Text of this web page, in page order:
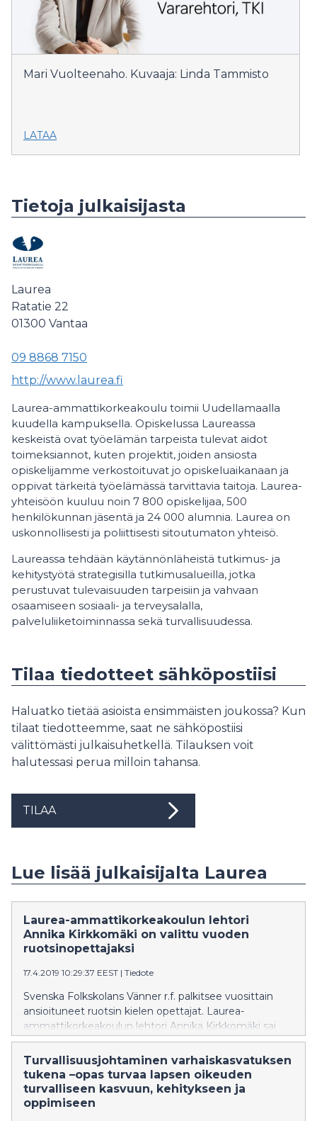
Mari Vuolteenaho. Kuvaaja: Linda Tammisto
LATAA
Tietoja julkaisijasta
Laurea
Ratatie 22
01300 Vantaa
09 8868 7150
http://www.laurea.fi
Laurea-ammattikorkeakoulu toimii Uudellamaalla
kuudella kampuksella. Opiskelussa Laureassa
keskeistä ovat työelämän tarpeista tulevat aidot
toimeksiannot, kuten projektit, joiden ansiosta
opiskelijamme verkostoituvat jo opiskeluaikanaan ja
oppivat tärkeitä työelämässä tarvittavia taitoja. Laurea-
yhteisöön kuuluu noin 7 800 opiskelijaa, 500
henkilökunnan jäsentä ja 24 000 alumnia. Laurea on
uskonnollisesti ja poliittisesti sitoutumaton yhteisö.
Laureassa tehdään käytännönläheistä tutkimus- ja
kehitystyötä strategisilla tutkimusalueilla, jotka
perustuvat tulevaisuuden tarpeisiin ja vahvaan
osaamiseen sosiaali- ja terveysalalla,
palveluliiketoiminnassa sekä turvallisuudessa.
Tilaa tiedotteet sähköpostiisi
Haluatko tietää asioista ensimmäisten joukossa? Kun
tilaat tiedotteemme, saat ne sähköpostiisi
välittömästi julkaisuhetkellä. Tilauksen voit
halutessasi perua milloin tahansa.
TILAA
Lue lisää julkaisijalta Laurea
Laurea-ammattikorkeakoulun lehtori
Annika Kirkkomäki on valittu vuoden
ruotsinopettajaksi
17.4.2019 10:29:37 EEST | Tiedote
Svenska Folkskolans Vänner r.f. palkitsee vuosittain
ansioituneet ruotsin kielen opettajat. Laurea-
ammattikorkeakoulun lehtori Annika Kirkkomäki sai
tunnustuksen pitkäjänteisen ja ansiokkaan työnsä
johdosta.
Turvallisuusjohtaminen varhaiskasvatuksen
tukena –opas turvaa lapsen oikeuden
turvalliseen kasvuun, kehitykseen ja
oppimiseen